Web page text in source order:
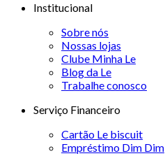
Institucional
Sobre nós
Nossas lojas
Clube Minha Le
Blog da Le
Trabalhe conosco
Serviço Financeiro
Cartão Le biscuit
Empréstimo Dim Dim